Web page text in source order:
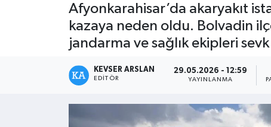
Afyonkarahisar’da akaryakıt
kazaya neden oldu. Bolvadin
jandarma ve sağlık ekipleri
KEVSER ARSLAN
EDITÖR
29.05.2026 - 12:59
YAYINLANMA
Teknoloji
Kültür - Sanat
Son Dakika Haberleri
Haber Arşivi